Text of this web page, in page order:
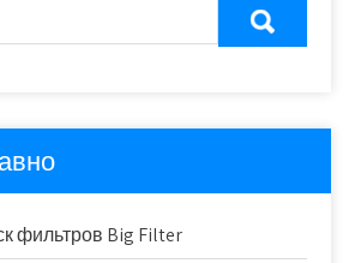
фильтров Big Filter